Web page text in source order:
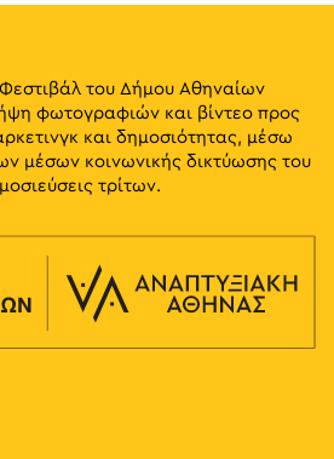
του Δήμου Αθηναίων
φωτογραφιών και βίντεο προς
και δημοσιότητας, μέσω
μέσων κοινωνικής δικτύωσης του
τρίτων.